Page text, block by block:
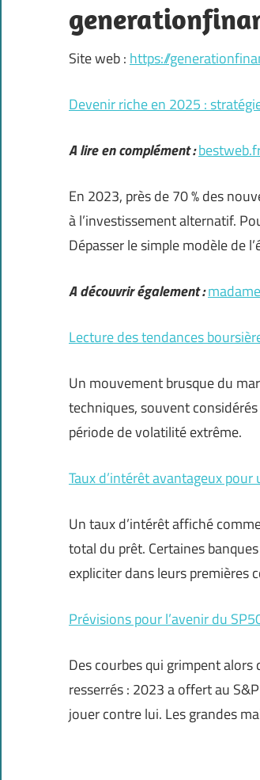
Site web : https://
Devenir riche en 2025 :
A lire en complément :
En 2023, près de 70 % des
à l’investissement alternatif.
Dépasser le simple modèle de
A découvrir également :
Lecture des tendances
Un mouvement brusque du
techniques, souvent
période de volatilité extrême.
Taux d’intérêt avantageux
Un taux d’intérêt affiché
total du prêt. Certaines
expliciter dans leurs premières
Prévisions pour l’avenir du
Des courbes qui grimpent
resserrés : 2023 a offert au
jouer contre lui. Les grandes